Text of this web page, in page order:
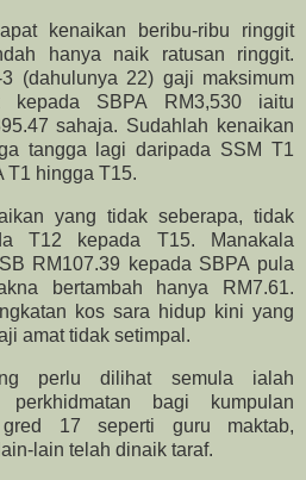
kenaikan beribu-ribu ringgit
hanya naik ratusan ringgit.
(dahulunya 22) gaji maksimum
kepada SBPA RM3,530 iaitu
sahaja. Sudahlah kenaikan
tangga lagi daripada SSM T1
T1 hingga T15.
yang tidak seberapa, tidak
T12 kepada T15. Manakala
RM107.39 kepada SBPA pula
bertambah hanya RM7.61.
kos sara hidup kini yang
amat tidak setimpal.
perlu dilihat semula ialah
perkhidmatan bagi kumpulan
gred 17 seperti guru maktab,
lain telah dinaik taraf.